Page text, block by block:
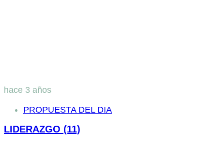
hace 3 años
PROPUESTA DEL DIA
LIDERAZGO (11)